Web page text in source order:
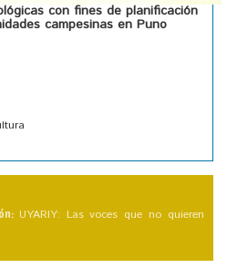
con fines de planificación
campesinas en Puno
UYARIY: Las voces que no quieren